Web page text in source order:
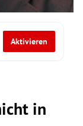
Aktivieren
in